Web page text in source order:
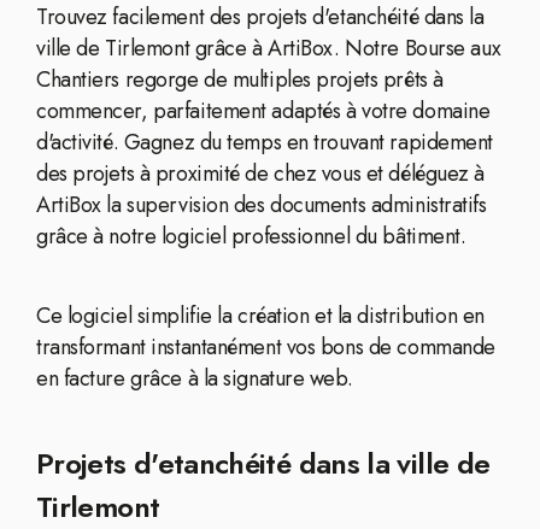
Trouvez facilement des projets d'etanchéité dans la
ville de Tirlemont grâce à ArtiBox. Notre Bourse aux
Chantiers regorge de multiples projets prêts à
commencer, parfaitement adaptés à votre domaine
d'activité. Gagnez du temps en trouvant rapidement
des projets à proximité de chez vous et déléguez à
ArtiBox la supervision des documents administratifs
grâce à notre logiciel professionnel du bâtiment.
Ce logiciel simplifie la création et la distribution en
transformant instantanément vos bons de commande
en facture grâce à la signature web.
Projets d'etanchéité dans la ville de
Tirlemont